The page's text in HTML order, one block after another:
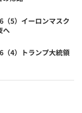
5）イーロンマスク
へ
（4）トランプ大統領